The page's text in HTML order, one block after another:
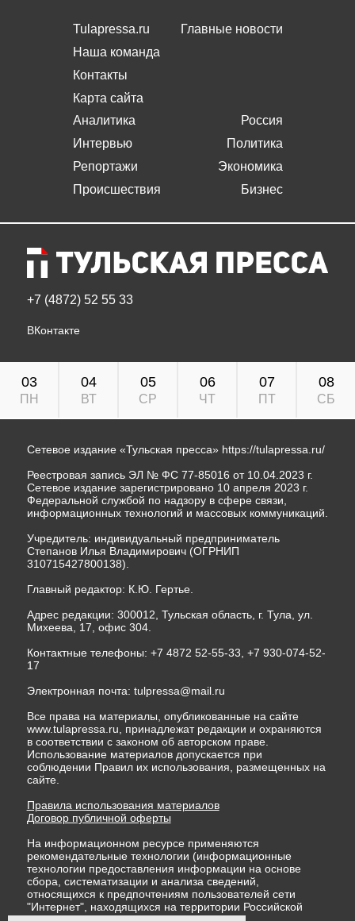
Tulapressa.ru
Наша команда
Контакты
Карта сайта
Главные новости
Аналитика
Интервью
Репортажи
Происшествия
Россия
Политика
Экономика
Бизнес
+7 (4872) 52 55 33
ВКонтакте
03
ПН
04
ВТ
05
СР
06
ЧТ
07
ПТ
08
СБ
Сетевое издание «Тульская пресса» https://tulapressa.ru/
Реестровая запись ЭЛ № ФС 77-85016 от 10.04.2023 г.
Сетевое издание зарегистрировано 10 апреля 2023 г.
Федеральной службой по надзору в сфере связи,
информационных технологий и массовых коммуникаций.
Учредитель: индивидуальный предприниматель
Степанов Илья Владимирович (ОГРНИП
310715427800138).
Главный редактор: К.Ю. Гертье.
Адрес редакции: 300012, Тульская область, г. Тула, ул.
Михеева, 17, офис 304.
Контактные телефоны: +7 4872 52-55-33, +7 930-074-52-
17
Электронная почта: tulpressa@mail.ru
Все права на материалы, опубликованные на сайте
www.tulapressa.ru, принадлежат редакции и охраняются
в соответствии с законом об авторском праве.
Использование материалов допускается при
соблюдении Правил их использования, размещенных на
сайте.
Правила использования материалов
Договор публичной оферты
На информационном ресурсе применяются
рекомендательные технологии (информационные
технологии предоставления информации на основе
сбора, систематизации и анализа сведений,
относящихся к предпочтениям пользователей сети
"Интернет", находящихся на территории Российской